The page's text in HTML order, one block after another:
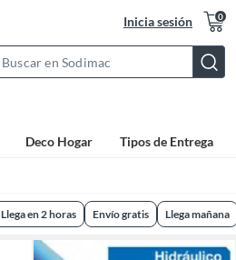
Inicia sesión 0
Bar
Deco Hogar Tipos de Entrega
Llega en 2 horas Envío gratis Llega mañana